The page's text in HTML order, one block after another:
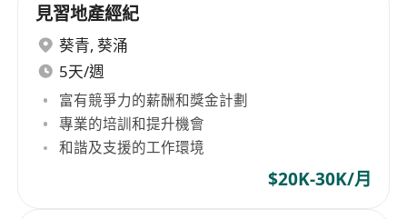
見習地產經紀
葵青, 葵涌
5天/週
富有競爭力的薪酬和獎金計劃
專業的培訓和提升機會
和諧及支援的工作環境
$20K-30K/月